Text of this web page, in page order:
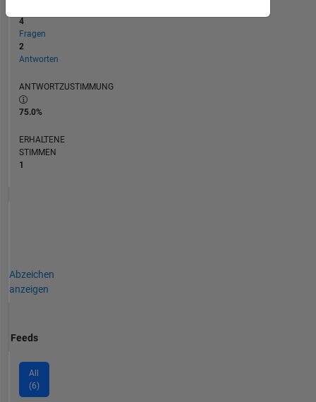
4
Fragen
2
Antworten
ANTWORTZUSTIMMUNG
75.0%
ERHALTENE
STIMMEN
1
Abzeichen
anzeigen
Feeds
All
(6)